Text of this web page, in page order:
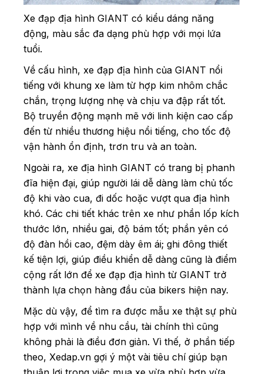
Xe đạp địa hình GIANT có kiểu dáng năng
động, màu sắc đa dạng phù hợp với mọi lứa
tuổi.
Về cấu hình, xe đạp địa hình của GIANT nổi
tiếng với khung xe làm từ hợp kim nhôm chắc
chắn, trọng lượng nhẹ và chịu va đập rất tốt.
Bộ truyền động mạnh mẽ với linh kiện cao cấp
đến từ nhiều thương hiệu nổi tiếng, cho tốc độ
vận hành ổn định, trơn tru và an toàn.
Ngoài ra, xe địa hình GIANT có trang bị phanh
đĩa hiện đại, giúp người lái dễ dàng làm chủ tốc
độ khi vào cua, đi dốc hoặc vượt qua địa hình
khó. Các chi tiết khác trên xe như phần lốp kích
thước lớn, nhiều gai, độ bám tốt; phần yên có
độ đàn hồi cao, đệm dày êm ái; ghi đông thiết
kế tiện lợi, giúp điều khiển dễ dàng cũng là điểm
cộng rất lớn để xe đạp địa hình từ GIANT trở
thành lựa chọn hàng đầu của bikers hiện nay.
Mặc dù vậy, để tìm ra được mẫu xe thật sự phù
hợp với mình về nhu cầu, tài chính thì cũng
không phải là điều đơn giản. Vì thế, ở phần tiếp
theo, Xedap.vn gợi ý một vài tiêu chí giúp bạn